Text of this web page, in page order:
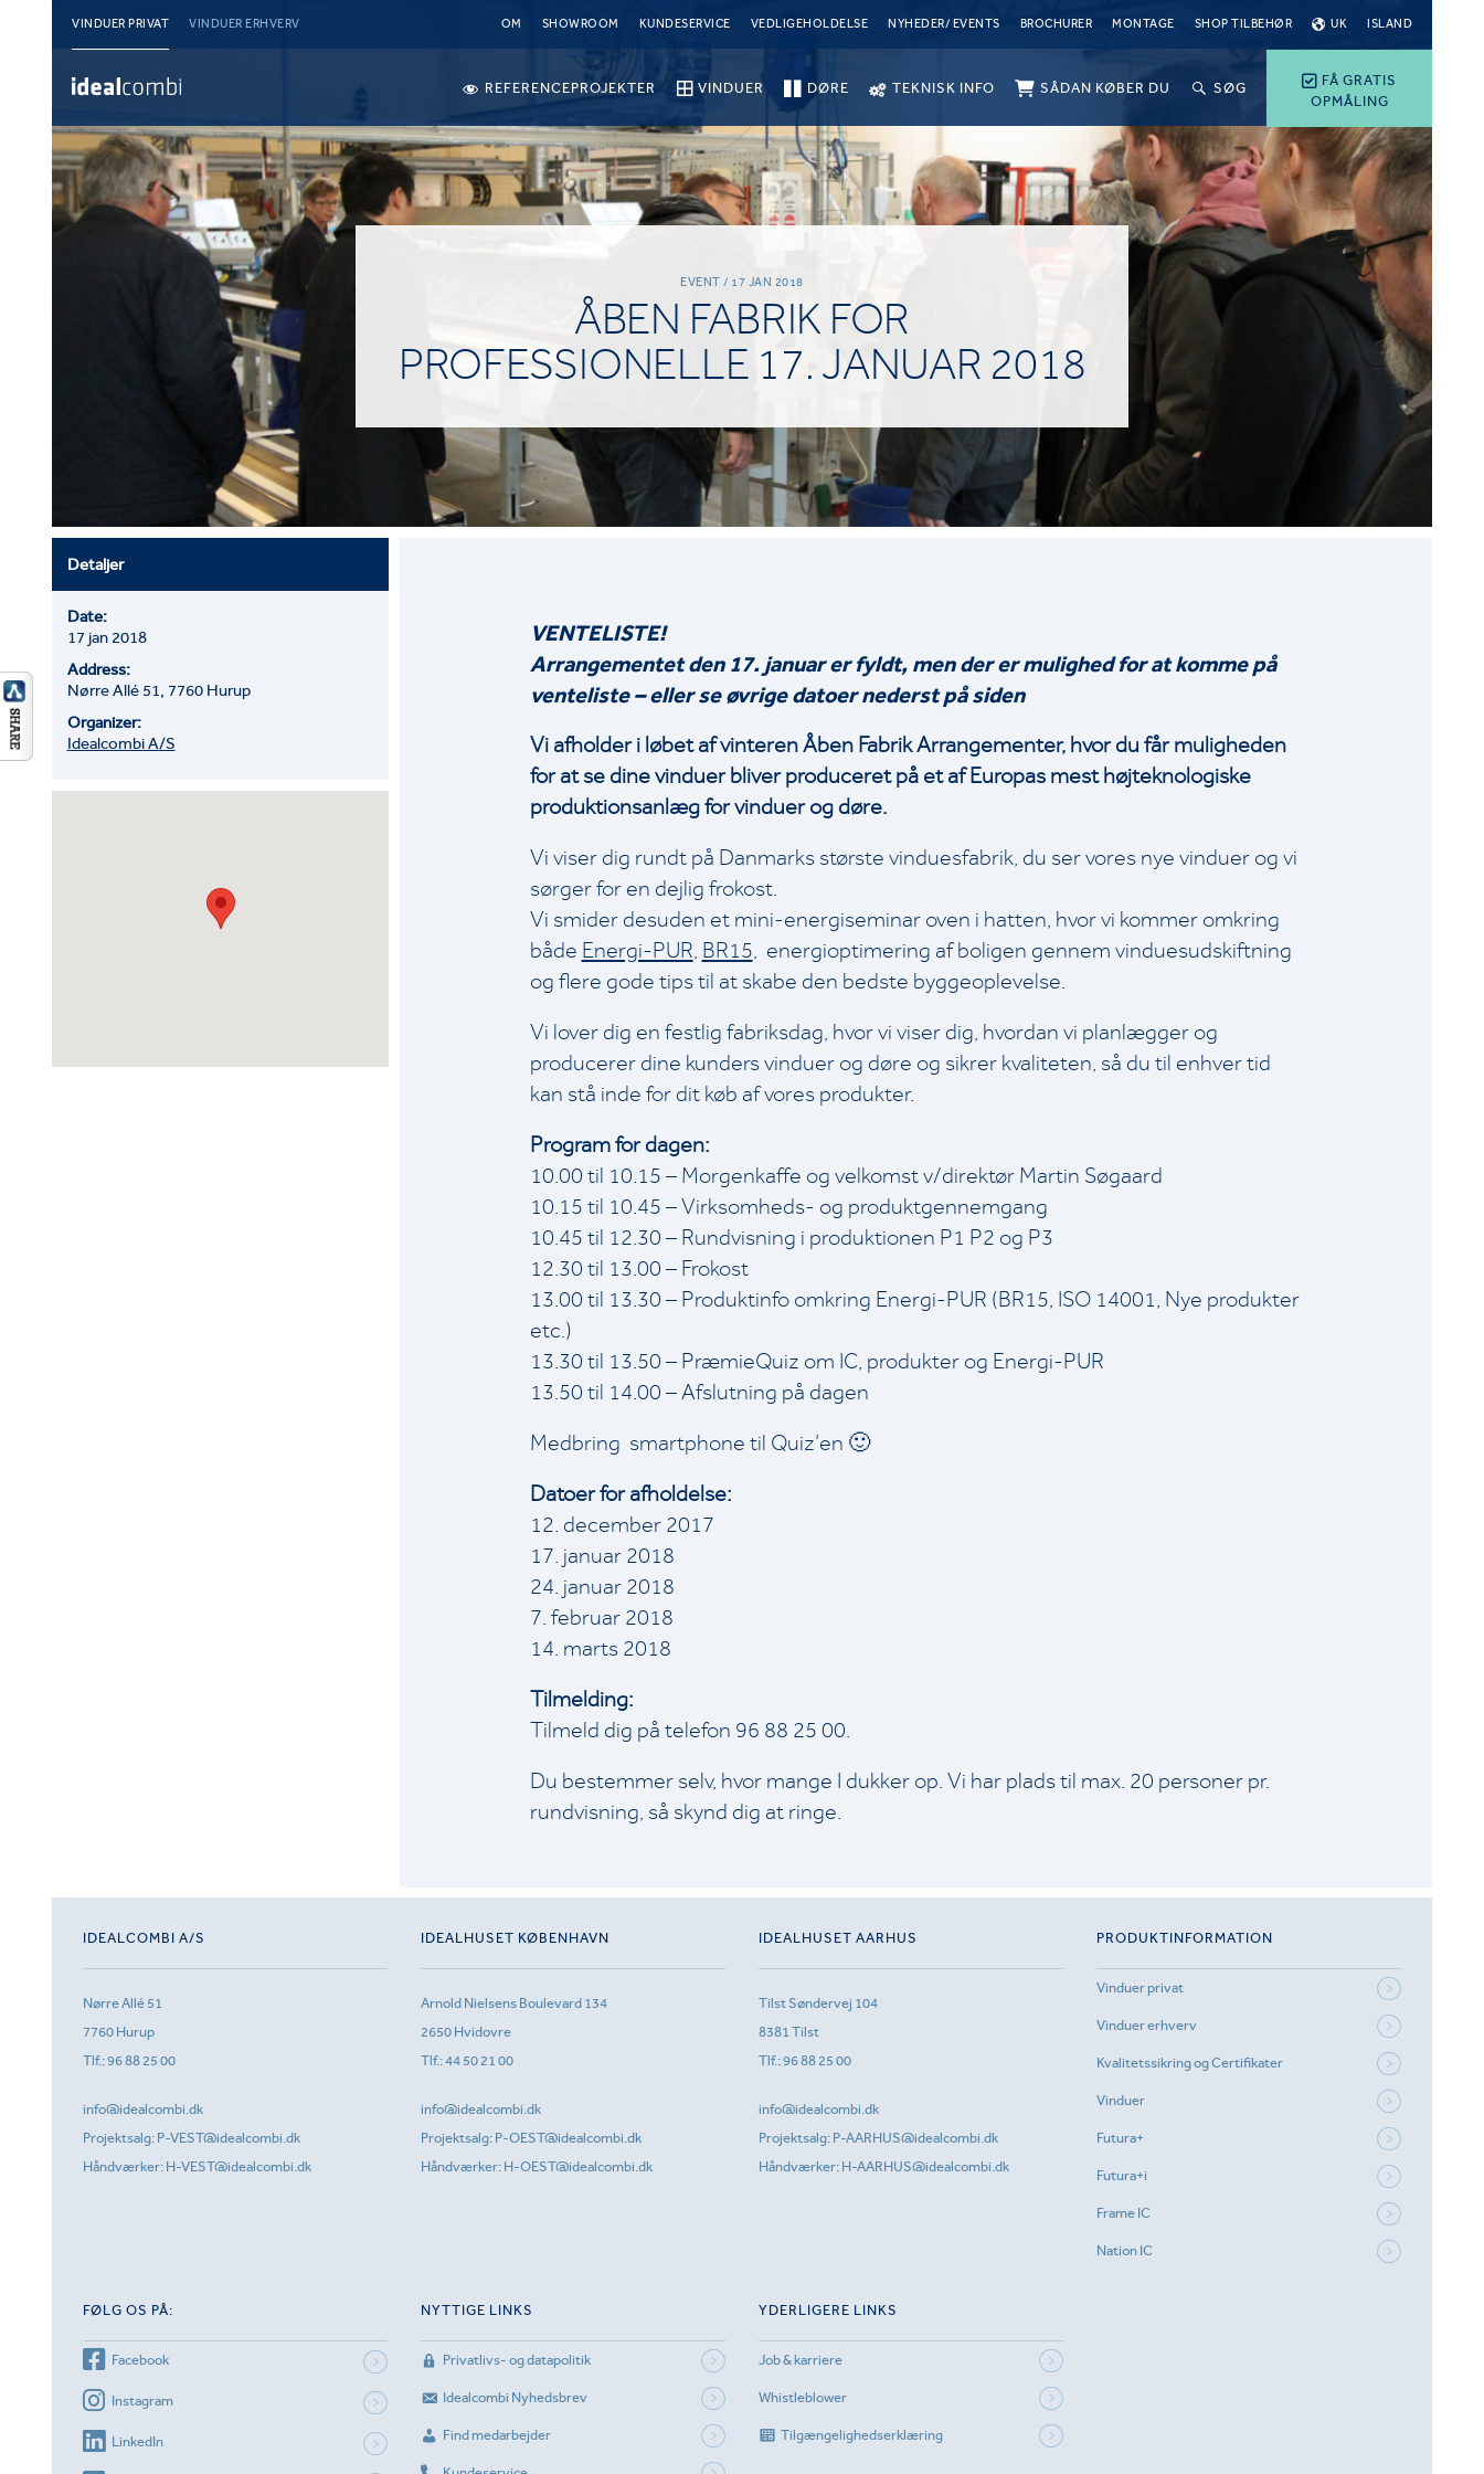
VINDUER PRIVAT VINDUER ERHVERV OM SHOWROOM KUNDESERVICE VEDLIGEHOLDELSE NYHEDER/ EVENTS BROCHURER MONTAGE SHOP TILBEHØR UK ISLAND
FÅ GRATIS
OPMÅLING
REFERENCEPROJEKTER VINDUER DØRE TEKNISK INFO SÅDAN KØBER DU SØG
EVENT / 17 JAN 2018
ÅBEN FABRIK FOR
PROFESSIONELLE 17. JANUAR 2018
VENTELISTE!
Arrangementet den 17. januar er fyldt, men der er mulighed for at komme på
venteliste – eller se øvrige datoer nederst på siden
Vi afholder i løbet af vinteren Åben Fabrik Arrangementer, hvor du får muligheden
for at se dine vinduer bliver produceret på et af Europas mest højteknologiske
produktionsanlæg for vinduer og døre.
Vi viser dig rundt på Danmarks største vinduesfabrik, du ser vores nye vinduer og vi
sørger for en dejlig frokost.
Vi smider desuden et mini-energiseminar oven i hatten, hvor vi kommer omkring
både Energi-PUR, BR15, energioptimering af boligen gennem vinduesudskiftning
og flere gode tips til at skabe den bedste byggeoplevelse.
Vi lover dig en festlig fabriksdag, hvor vi viser dig, hvordan vi planlægger og
producerer dine kunders vinduer og døre og sikrer kvaliteten, så du til enhver tid
kan stå inde for dit køb af vores produkter.
Program for dagen:
10.00 til 10.15 – Morgenkaffe og velkomst v/direktør Martin Søgaard
10.15 til 10.45 – Virksomheds- og produktgennemgang
10.45 til 12.30 – Rundvisning i produktionen P1 P2 og P3
12.30 til 13.00 – Frokost
13.00 til 13.30 – Produktinfo omkring Energi-PUR (BR15, ISO 14001, Nye produkter
etc.)
13.30 til 13.50 – PræmieQuiz om IC, produkter og Energi-PUR
13.50 til 14.00 – Afslutning på dagen
Medbring smartphone til Quiz’en 🙂
Datoer for afholdelse:
12. december 2017
17. januar 2018
24. januar 2018
7. februar 2018
14. marts 2018
Tilmelding:
Tilmeld dig på telefon 96 88 25 00.
Du bestemmer selv, hvor mange I dukker op. Vi har plads til max. 20 personer pr.
rundvisning, så skynd dig at ringe.
Detaljer
Date:
17 jan 2018
Address:
Nørre Allé 51, 7760 Hurup
Organizer:
Idealcombi A/S
IDEALCOMBI A/S
Nørre Allé 51
7760 Hurup
Tlf.:96 88 25 00
info@idealcombi.dk
Projektsalg: P-VEST@idealcombi.dk
Håndværker: H-VEST@idealcombi.dk
IDEALHUSET KØBENHAVN
Arnold Nielsens Boulevard 134
2650 Hvidovre
Tlf.:44 50 21 00
info@idealcombi.dk
Projektsalg: P-OEST@idealcombi.dk
Håndværker: H-OEST@idealcombi.dk
IDEALHUSET AARHUS
Tilst Søndervej 104
8381 Tilst
Tlf.:96 88 25 00
info@idealcombi.dk
Projektsalg: P-AARHUS@idealcombi.dk
Håndværker: H-AARHUS@idealcombi.dk
PRODUKTINFORMATION
Vinduer privat
Vinduer erhverv
Kvalitetssikring og Certifikater
Vinduer
Futura+
Futura+i
Frame IC
Nation IC
FØLG OS PÅ:
Facebook
Instagram
LinkedIn
NYTTIGE LINKS
Privatlivs- og datapolitik
Idealcombi Nyhedsbrev
Find medarbejder
YDERLIGERE LINKS
Job & karriere
Whistleblower
Tilgængelighedserklæring